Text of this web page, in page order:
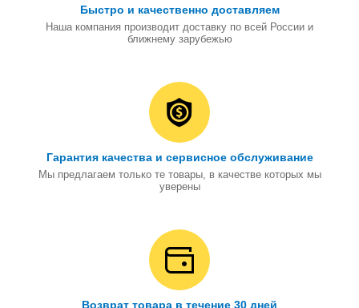
Быстро и качественно доставляем
Наша компания производит доставку по всей России и
ближнему зарубежью
Гарантия качества и сервисное обслуживание
Мы предлагаем только те товары, в качестве которых мы
уверены
Возврат товара в течение 30 дней